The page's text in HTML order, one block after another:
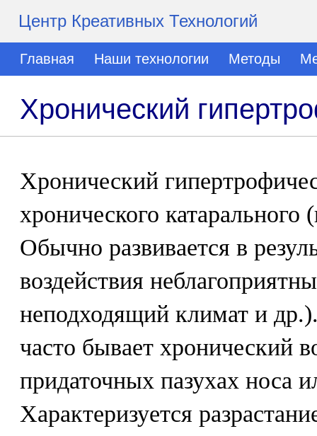
Центр Креативных Технологий
Главная Наши технологии Методы
Хронический
Хронический
хронического катарального
Обычно развивается в
воздействия
неподходящий климат и
часто бывает хронический
придаточных пазухах носа
Характеризуется